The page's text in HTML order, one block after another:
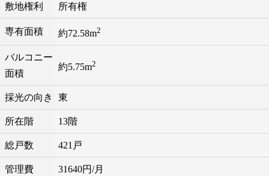
敷地権利 所有権
専有面積 約72.58m2
バルコニー
面積
約5.75m2
採光の向き 東
所在階 13階
総戸数 421戸
管理費 31640円/月